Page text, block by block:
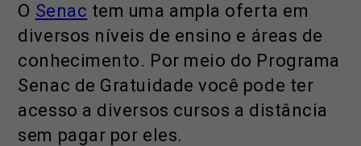
O Senac tem uma ampla oferta em
diversos níveis de ensino e áreas de
conhecimento. Por meio do Programa
Senac de Gratuidade você pode ter
acesso a diversos cursos a distância
sem pagar por eles.